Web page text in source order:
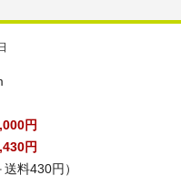
円
円
送料430円）